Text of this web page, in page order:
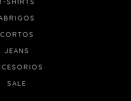
con el numero
de guía para que podamos
CORTOS
JEANS
SALE